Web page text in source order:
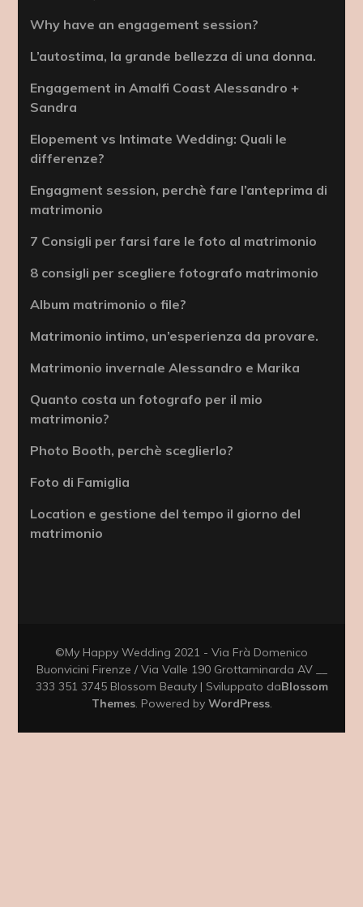
Why have an engagement session?
L’autostima, la grande bellezza di una donna.
Engagement in Amalfi Coast Alessandro +
Sandra
Elopement vs Intimate Wedding: Quali le
differenze?
Engagment session, perchè fare l’anteprima di
matrimonio
7 Consigli per farsi fare le foto al matrimonio
8 consigli per scegliere fotografo matrimonio
Album matrimonio o file?
Matrimonio intimo, un’esperienza da provare.
Matrimonio invernale Alessandro e Marika
Quanto costa un fotografo per il mio
matrimonio?
Photo Booth, perchè sceglierlo?
Foto di Famiglia
Location e gestione del tempo il giorno del
matrimonio
©My Happy Wedding 2021 - Via Frà Domenico
Buonvicini Firenze / Via Valle 190 Grottaminarda AV __
333 351 3745 Blossom Beauty | Sviluppato daBlossom
Themes. Powered by WordPress.